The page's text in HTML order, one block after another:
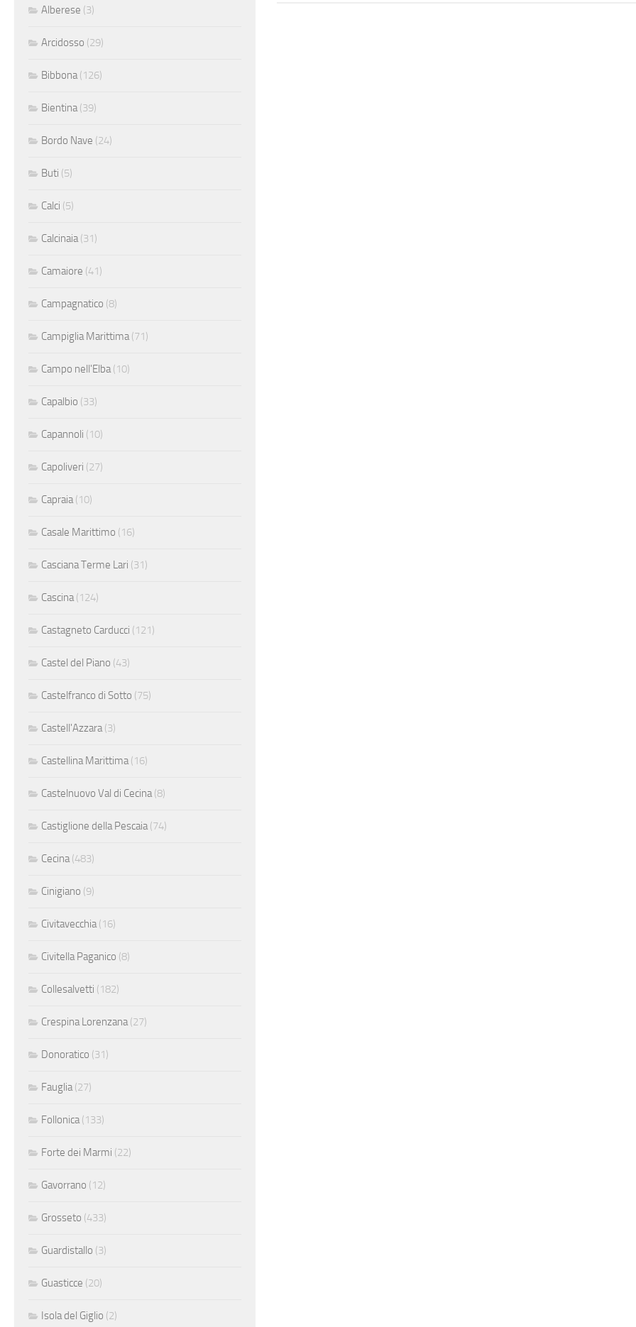
Alberese (3)
Arcidosso (29)
Bibbona(126)
Bientina(39)
Bordo Nave (24)
Buti (5)
Calci (5)
Calcinaia(31)
Camaiore (41)
Campagnatico (8)
Campiglia Marittima(71)
Campo nell'Elba(10)
Capalbio (33)
Capannoli (10)
Capoliveri (27)
Capraia(10)
Casale Marittimo (16)
Casciana Terme Lari (31)
Cascina(124)
Castagneto Carducci (121)
Castel del Piano (43)
Castelfranco di Sotto (75)
Castell'Azzara(3)
Castellina Marittima(16)
Castelnuovo Val di Cecina(8)
Castiglione della Pescaia(74)
Cecina(483)
Cinigiano (9)
Civitavecchia(16)
Civitella Paganico (8)
Collesalvetti (182)
Crespina Lorenzana(27)
Donoratico (31)
Fauglia(27)
Follonica(133)
Forte dei Marmi (22)
Gavorrano (12)
Grosseto (433)
Guardistallo (3)
Guasticce (20)
Isola del Giglio (2)